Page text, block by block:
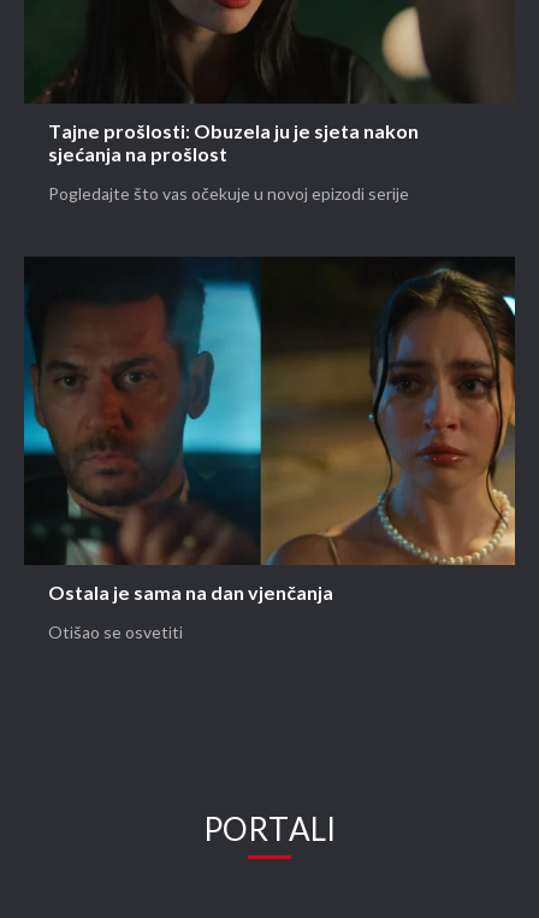
Tajne prošlosti: Obuzela ju je sjeta nakon
sjećanja na prošlost
Pogledajte što vas očekuje u novoj epizodi serije
Ostala je sama na dan vjenčanja
Otišao se osvetiti
PORTALI